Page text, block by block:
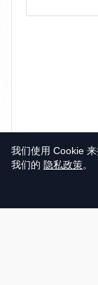
我们使用 Cookie
我们的 隐私政策。